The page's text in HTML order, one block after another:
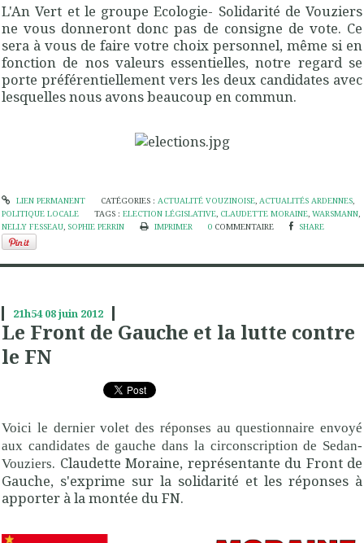
L'An Vert et le groupe Ecologie- Solidarité de Vouziers
ne vous donneront donc pas de consigne de vote. Ce
sera à vous de faire votre choix personnel, même si en
fonction de nos valeurs essentielles, notre regard se
porte préférentiellement vers les deux candidates avec
lesquelles nous avons beaucoup en commun.
LIEN PERMANENT CATÉGORIES : ACTUALITÉ VOUZINOISE, ACTUALITÉS ARDENNES,
POLITIQUE LOCALE
TAGS :ELECTION LÉGISLATIVE, CLAUDETTE MORAINE,WARSMANN,
NELLY FESSEAU, SOPHIE PERRIN IMPRIMER 0 COMMENTAIRE SHARE
21h54 08juin 2012
Le Front de Gauche et la lutte contre
le FN
Voici le dernier volet des réponses au questionnaire envoyé
aux candidates de gauche dans la circonscription de Sedan-
Vouziers. Claudette Moraine, représentante du Front de
Gauche, s'exprime sur la solidarité et les réponses à
apporter à la montée du FN.